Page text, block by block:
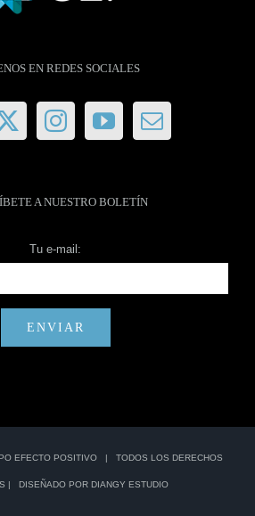
EN REDES SOCIALES
A NUESTRO BOLETÍN
Tu e-mail:
EFECTO POSITIVO| TODOS LOS DERECHOS
| DISEÑADO POR DIANGY ESTUDIO